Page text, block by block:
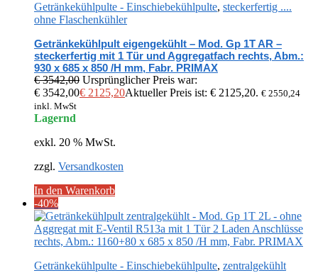
Getränkekühlpulte - Einschiebekühlpulte, steckerfertig ....
ohne Flaschenkühler
Getränkekühlpult eigengekühlt – Mod. Gp 1T AR –
steckerfertig mit 1 Tür und Aggregatfach rechts, Abm.:
930 x 685 x 850 /H mm, Fabr. PRIMAX
€3542,00 Ursprünglicher Preis war:
€ 3542,00€ 2125,20Aktueller Preis ist: € 2125,20. € 2550,24
inkl. MwSt
Lagernd
exkl. 20 % MwSt.
zzgl. Versandkosten
In den Warenkorb
-40%
Getränkekühlpulte - Einschiebekühlpulte, zentralgekühlt